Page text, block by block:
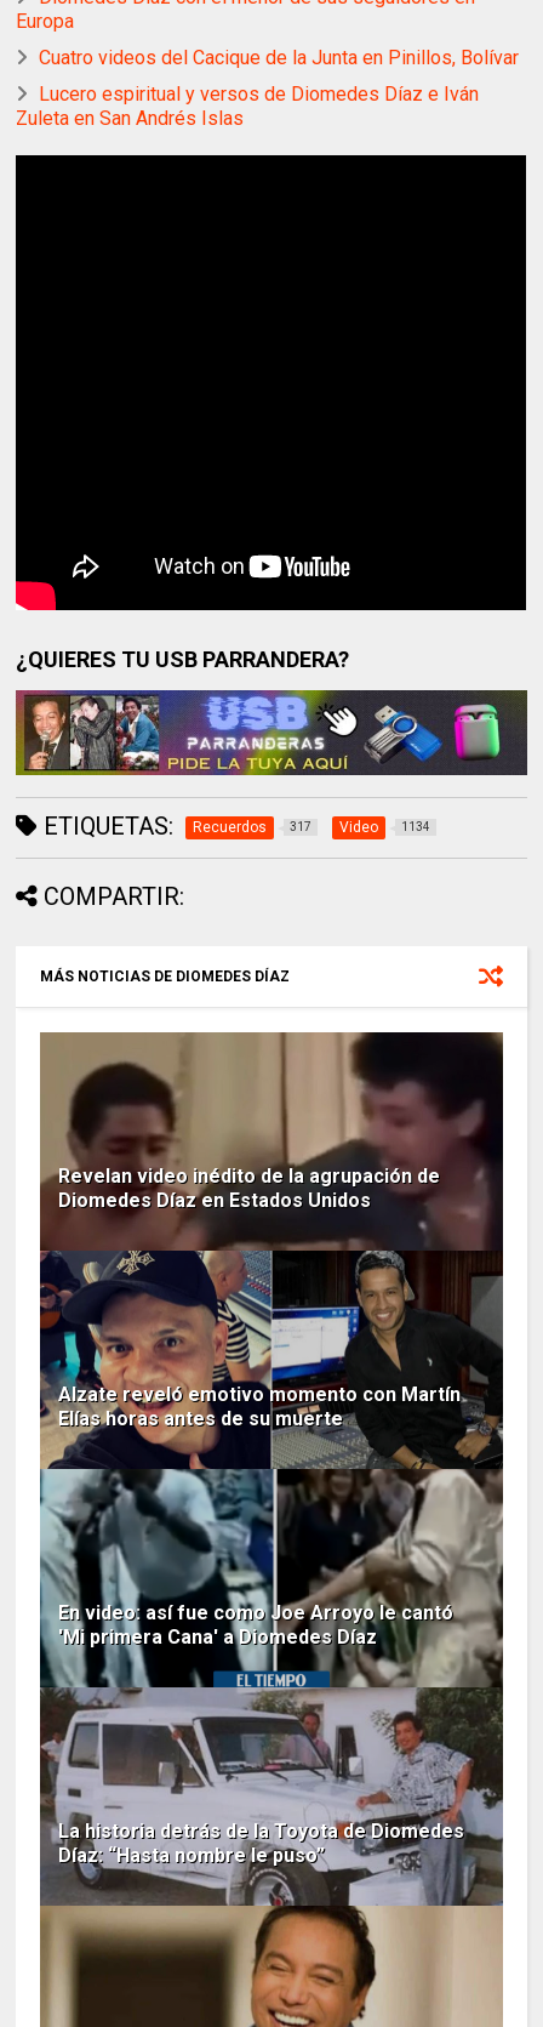
Europa
Cuatro videos del Cacique de la Junta en Pinillos, Bolívar
Lucero espiritual y versos de Diomedes Díaz e Iván
Zuleta en San Andrés Islas
¿QUIERES TU USB PARRANDERA?
ETIQUETAS: Recuerdos 317 Video 1134
COMPARTIR:
MÁS NOTICIAS DE DIOMEDES DÍAZ
Revelan video inédito de la agrupación de
Diomedes Díaz en Estados Unidos
Alzate reveló emotivo momento con Martín
Elías horas antes de su muerte
En video: así fue como Joe Arroyo le cantó
'Mi primera Cana' a Diomedes Díaz
La historia detrás de la Toyota de Diomedes
Díaz: “Hasta nombre le puso”